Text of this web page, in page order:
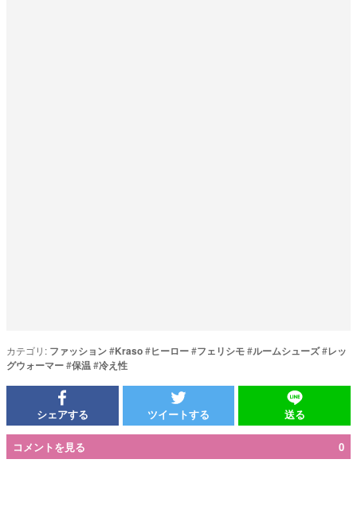
カテゴリ: ファッション#Kraso#ヒーロー#フェリシモ#ルームシューズ#レッ
グウォーマー#保温#冷え性
シェアする ツイートする 送る
コメントを見る 0